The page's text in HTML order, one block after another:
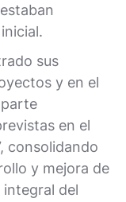
sus
y en el
en el
consolidando
y mejora de
del